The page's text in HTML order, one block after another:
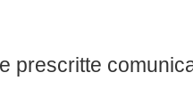
prescritte